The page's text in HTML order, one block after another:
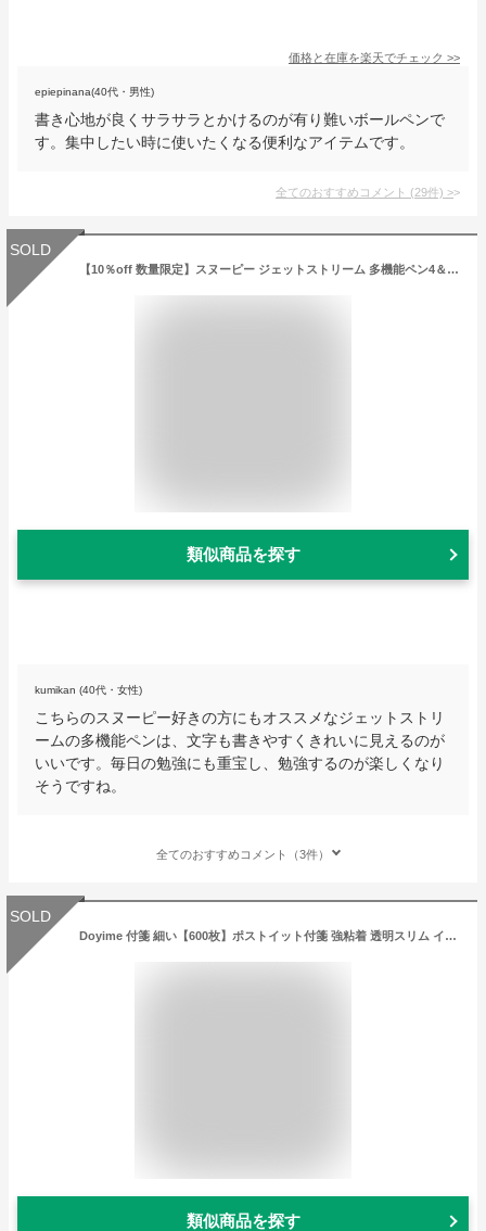
価格と在庫を楽天でチェック >>
epiepinana(40代・男性)
書き心地が良くサラサラとかけるのが有り難いボールペンで
す。集中したい時に使いたくなる便利なアイテムです。
全てのおすすめコメント (29件) >
SOLD
【10％off 数量限定】スヌーピー ジェットストリーム 多機能ペン4＆1 スヌーピー＆チャーリーブラウン 三菱鉛筆 ボールペン シャーペン ホワイト 白 love ハート 文房具 筆記用具 便利 なめらか プレゼント 入学祝 進学祝い 就職祝い 誕生日プレゼント ピーナッツ 0.5mm
類似商品を探す
kumikan (40代・女性)
こちらのスヌーピー好きの方にもオススメなジェットストリ
ームの多機能ペンは、文字も書きやすくきれいに見えるのが
いいです。毎日の勉強にも重宝し、勉強するのが楽しくなり
そうですね。
全てのおすすめコメント（3件）
SOLD
Doyime 付箋 細い【600枚】ポストイット付箋 強粘着 透明スリム インデックス キレイに剥がせ 文書の注釈 ファイルの整理に 書類に注釈 文房具 便利
類似商品を探す